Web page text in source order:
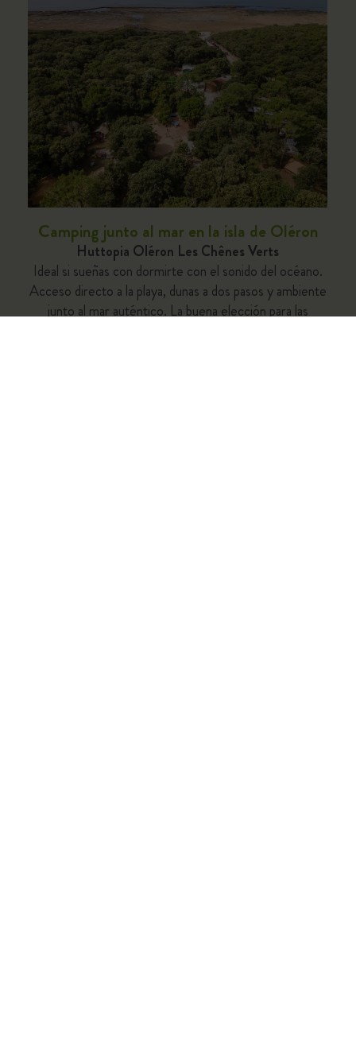
Camping junto al mar en la isla de Oléron
Huttopia Oléron Les Chênes Verts
Ideal si sueñas con dormirte con el sonido del océano.
Acceso directo a la playa, dunas a dos pasos y ambiente
junto al mar auténtico. La buena elección para las